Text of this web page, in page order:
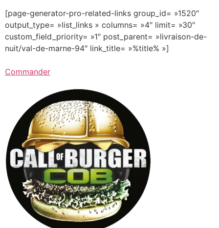
[page-generator-pro-related-links group_id= »1520″
output_type= »list_links » columns= »4″ limit= »30″
custom_field_priority= »1″ post_parent= »livraison-de-
nuit/val-de-marne-94″ link_title= »%title% »]
Commander